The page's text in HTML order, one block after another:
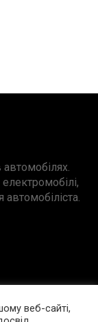
веб-сайті,